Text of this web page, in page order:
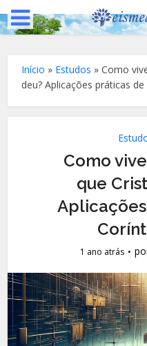
Início » Estudos »Como
deu? Aplicações práticas
Como
que
1 ano atrás